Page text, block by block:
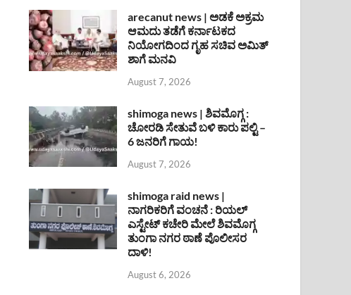
arecanut news | ಅಡಕೆ ಅಕ್ರಮ
ಆಮದು ತಡೆಗೆ ಕರ್ನಾಟಕದ
ನಿಯೋಗದಿಂದ ಗೃಹ ಸಚಿವ ಅಮಿತ್
ಶಾಗೆ ಮನವಿ
August 7, 2026
shimoga news | ಶಿವಮೊಗ್ಗ :
ಚೋರಡಿ ಸೇತುವೆ ಬಳಿ ಕಾರು ಪಲ್ಟಿ –
6 ಜನರಿಗೆ ಗಾಯ!
August 7, 2026
shimoga raid news |
ನಾಗರಿಕರಿಗೆ ವಂಚನೆ : ರಿಯಲ್
ಎಸ್ಟೇಟ್ ಕಚೇರಿ ಮೇಲೆ ಶಿವಮೊಗ್ಗ
ತುಂಗಾ ನಗರ ಠಾಣೆ ಪೊಲೀಸರ
ದಾಳಿ!
August 6, 2026